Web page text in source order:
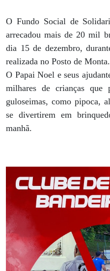
O Fundo Social de
arrecadou mais de 20 mil
dia 15 de dezembro,
realizada no Posto de Monta.
O Papai Noel e seus
milhares de crianças que
guloseimas, como pipoca,
se divertirem em
manhã.